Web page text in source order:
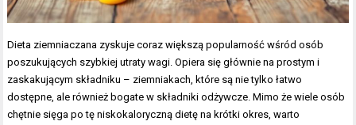
Dieta ziemniaczana zyskuje coraz większą popularność wśród osób
poszukujących szybkiej utraty wagi. Opiera się głównie na prostym i
zaskakującym składniku – ziemniakach, które są nie tylko łatwo
dostępne, ale również bogate w składniki odżywcze. Mimo że wiele osób
chętnie sięga po tę niskokaloryczną dietę na krótki okres, warto